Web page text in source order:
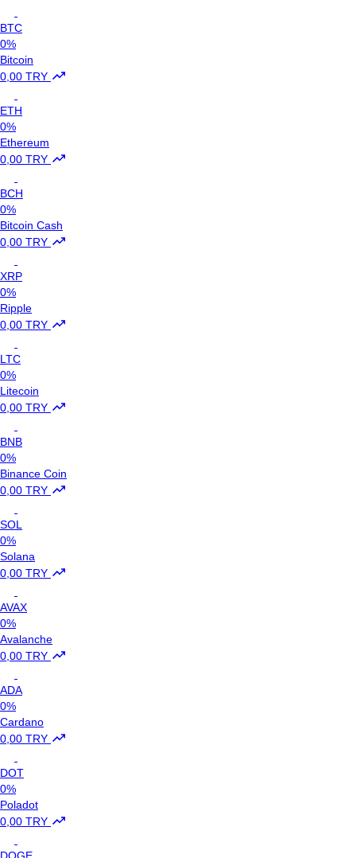
BTC
0%
Bitcoin
0,00 TRY
ETH
0%
Ethereum
0,00 TRY
BCH
0%
Bitcoin Cash
0,00 TRY
XRP
0%
Ripple
0,00 TRY
LTC
0%
Litecoin
0,00 TRY
BNB
0%
Binance Coin
0,00 TRY
SOL
0%
Solana
0,00 TRY
AVAX
0%
Avalanche
0,00 TRY
ADA
0%
Cardano
0,00 TRY
DOT
0%
Poladot
0,00 TRY